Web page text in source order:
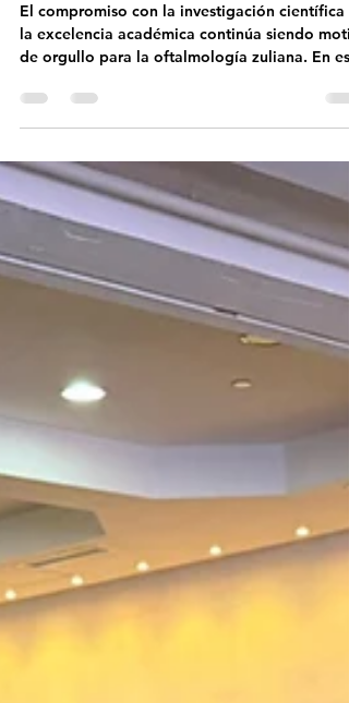
ESPECIALIZACIÓN EN
El compromiso con la investigación científica y
de orgullo para la oftalmología zuliana. En
oportunidad, la Universidad del Zulia (LUZ), a
Investigaciones Clínicas "Dr. Américo
(IECLUZ), rindió homenaje a profesores,
médicos adjuntos y residentes del Posgrado de
Oftalmología y el Posgrado de Sub-
Especialización IDEO-LUZ en Retina por sus
recientes logros obtenidos en